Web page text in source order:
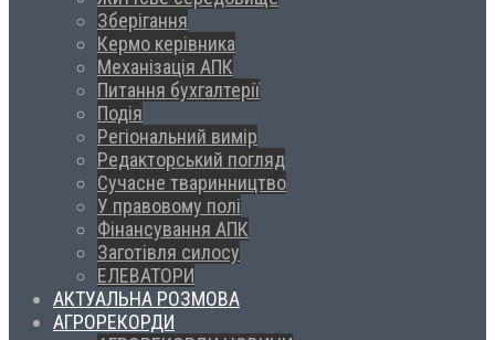
Зберігання
Кермо керівника
Механізація АПК
Питання бухгалтерії
Подія
Регіональний вимір
Редакторський погляд
Сучасне тваринництво
У правовому полі
Фінансування АПК
Заготівля силосу
ЕЛЕВАТОРИ
АКТУАЛЬНА РОЗМОВА
АГРОРЕКОРДИ